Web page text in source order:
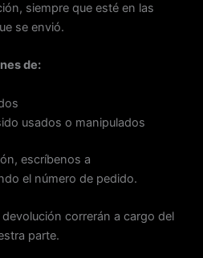
siempre que esté en las
se envió.
de:
usados o manipulados
escríbenos a
el número de pedido.
correrán a cargo del
parte.